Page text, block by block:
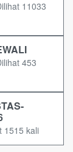
11033
453
1515 kali